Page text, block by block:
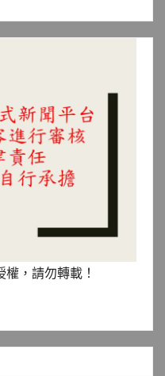
權，請勿轉載！